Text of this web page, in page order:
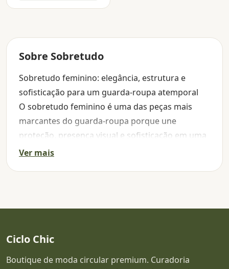
Sobre Sobretudo
Sobretudo feminino: elegância, estrutura e
sofisticação para um guarda-roupa atemporal
O sobretudo feminino é uma das peças mais
marcantes do guarda-roupa porque une
proteção, presença visual e sofisticação em uma
única construção. Diferente de sobreposições
uma peça que não apenas aquece: ela organiza a
até as bases mais simples em produções muito
Ver mais
Ciclo Chic
Boutique de moda circular premium. Curadoria